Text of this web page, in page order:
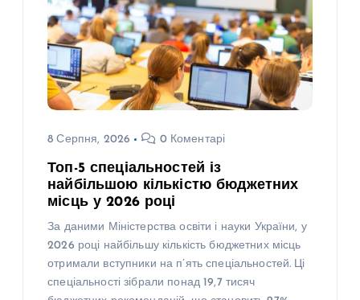
8 Серпня, 2026 0 Коментарі
Топ-5 спеціальностей із
найбільшою кількістю бюджетних
місць у 2026 році
За даними Міністерства освіти і науки України, у
2026 році найбільшу кількість бюджетних місць
отримали вступники на п’ять спеціальностей. Ці
спеціальності зібрали понад 19,7 тисяч